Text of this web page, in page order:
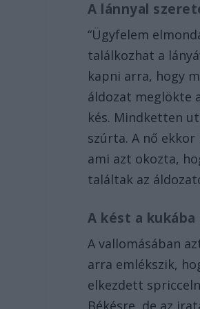
A lánnyal
“Ügyfelem
találkozhat a
kapni arra, hogy
áldozat meglökte
kés. Mindketten
szúrta. A nő
ami azt okozta,
találtak az
A kést a
A vallomásában
arra emlékszik,
elkezdett
Békésre, de az